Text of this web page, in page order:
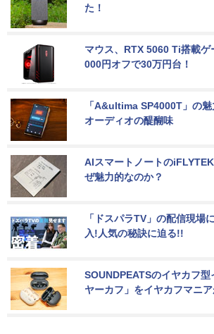
た！
マウス、RTX 5060 Ti搭載ゲ
000円オフで30万円台！
「A&ultima SP4000T」の
オーディオの醍醐味
AIスマートノートの
ぜ魅力的なのか？
「ドスパラTV」の配信現場
入!人気の秘訣に迫る!!
SOUNDPEATSのイヤカフ型
ヤーカフ」をイヤカフマニ